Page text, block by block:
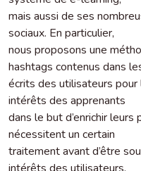
mais aussi de ses
sociaux. En particulier,
nous proposons une
hashtags contenus dans
écrits des utilisateurs
intérêts des apprenants
dans le but d’enrichir
nécessitent un certain
traitement avant d’être